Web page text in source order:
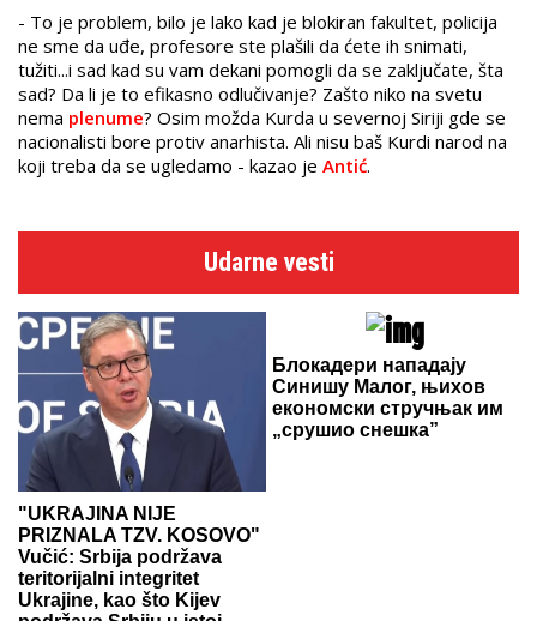
- To je problem, bilo je lako kad je blokiran fakultet, policija
ne sme da uđe, profesore ste plašili da ćete ih snimati,
tužiti...i sad kad su vam dekani pomogli da se zaključate, šta
sad? Da li je to efikasno odlučivanje? Zašto niko na svetu
nema plenume? Osim možda Kurda u severnoj Siriji gde se
nacionalisti bore protiv anarhista. Ali nisu baš Kurdi narod na
koji treba da se ugledamo - kazao je Antić.
Udarne vesti
"UKRAJINA NIJE
PRIZNALA TZV. KOSOVO"
Vučić: Srbija podržava
teritorijalni integritet
Ukrajine, kao što Kijev
Блокадери нападају
Синишу Малог, њихов
економски стручњак им
„срушио снешка”